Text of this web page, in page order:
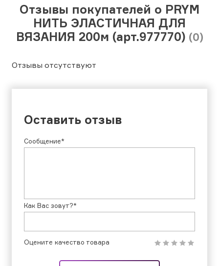
Отзывы покупателей о PRYM
НИТЬ ЭЛАСТИЧНАЯ ДЛЯ
ВЯЗАНИЯ 200м (арт.977770) (0)
Отзывы отсутствуют
Оставить отзыв
Сообщение*
Как Вас зовут?*
Оцените качество товара